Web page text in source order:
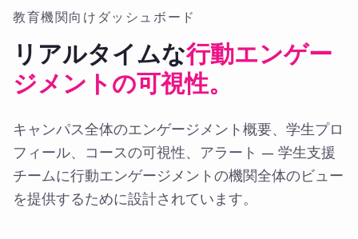
教育機関向けダッシュボード
リアルタイムな行動エンゲー
ジメントの可視性。
キャンパス全体のエンゲージメント概要、学生プロ
フィール、コースの可視性、アラート — 学生支援
チームに行動エンゲージメントの機関全体のビュー
を提供するために設計されています。